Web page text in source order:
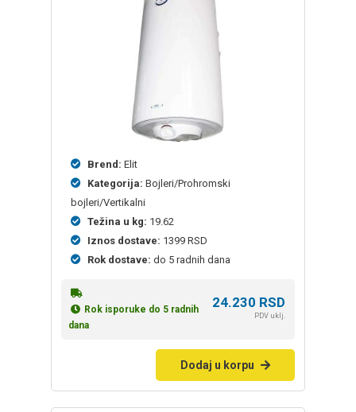
Brend: Elit
Kategorija: Bojleri/Prohromski
bojleri/Vertikalni
Težina u kg: 19.62
Iznos dostave: 1399 RSD
Rok dostave: do 5 radnih dana
Rok isporuke do 5 radnih
dana
24.230 RSD
PDV uklj.
Dodaj u korpu